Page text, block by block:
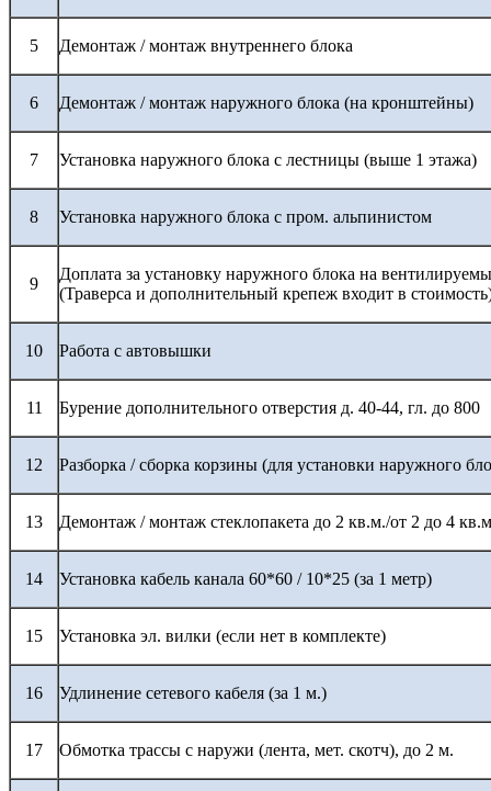
5 Демонтаж / монтаж внутреннего блока
6 Демонтаж / монтаж наружного блока (на кронштейны)
7 Установка наружного блока с лестницы (выше 1 этажа)
8 Установка наружного блока с пром. альпинистом
9
Доплата за установку наружного блока на
(Траверса и дополнительный крепеж входит в
10 Работа с автовышки
11 Бурение дополнительного отверстия д. 40-44, гл. до 800
12 Разборка / сборка корзины (для установки наружного
13 Демонтаж / монтаж стеклопакета до 2 кв.м./от 2 до 4
14 Установка кабель канала 60*60 / 10*25 (за 1 метр)
15 Установка эл. вилки (если нет в комплекте)
16 Удлинение сетевого кабеля (за 1 м.)
17 Обмотка трассы с наружи (лента, мет. скотч), до 2 м.